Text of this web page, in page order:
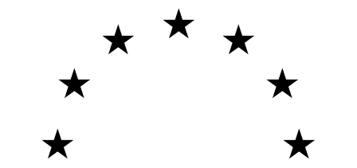
★
★
★
★
★
★
★